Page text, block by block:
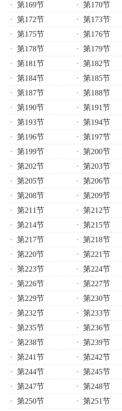
第169节
第170节
第172节
第173节
第175节
第176节
第178节
第179节
第181节
第182节
第184节
第185节
第187节
第188节
第190节
第191节
第193节
第194节
第196节
第197节
第199节
第200节
第202节
第203节
第205节
第206节
第208节
第209节
第211节
第212节
第214节
第215节
第217节
第218节
第220节
第221节
第223节
第224节
第226节
第227节
第229节
第230节
第232节
第233节
第235节
第236节
第238节
第239节
第241节
第242节
第244节
第245节
第247节
第248节
第250节
第251节